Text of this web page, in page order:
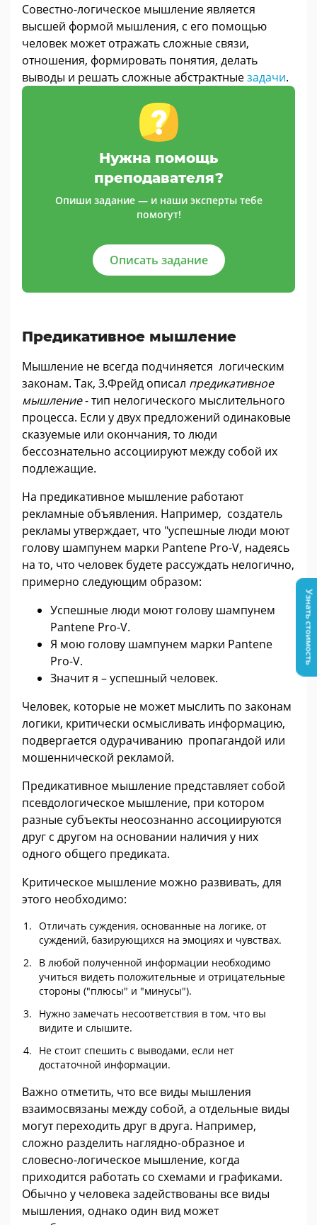
Совестно-логическое мышление является
высшей формой мышления, с его помощью
человек может отражать сложные связи,
отношения, формировать понятия, делать
выводы и решать сложные абстрактныезадачи.
Нужна помощь
преподавателя?
Опиши задание — и наши эксперты тебе
помогут!
Описать задание
Предикативное мышление
Мышление не всегда подчиняется логическим
законам. Так, З.Фрейд описал предикативное
мышление- тип нелогического мыслительного
процесса. Если у двух предложений одинаковые
сказуемые или окончания, то люди
бессознательно ассоциируют между собой их
подлежащие.
На предикативное мышление работают
рекламные объявления. Например, создатель
рекламы утверждает, что "успешные люди моют
голову шампунем марки Pantene Pro-V, надеясь
на то, что человек будете рассуждать нелогично,
примерно следующим образом:
Успешные люди моют голову шампунем
Pantene Pro-V.
Я мою голову шампунем марки Pantene
Pro-V.
Значит я – успешный человек.
Человек, которые не может мыслить по законам
логики, критически осмысливать информацию,
подвергается одурачиванию пропагандой или
мошеннической рекламой.
Предикативное мышление представляет собой
псевдологическое мышление, при котором
разные субъекты неосознанно ассоциируются
друг с другом на основании наличия у них
одного общего предиката.
Критическое мышление можно развивать, для
этого необходимо:
Отличать суждения, основанные на логике, от
суждений, базирующихся на эмоциях и чувствах.
В любой полученной информации необходимо
учиться видеть положительные и отрицательные
стороны ("плюсы" и "минусы").
Нужно замечать несоответствия в том, что вы
видите и слышите.
Не стоит спешить с выводами, если нет
достаточной информации.
Важно отметить, что все виды мышления
взаимосвязаны между собой, а отдельные виды
могут переходить друг в друга. Например,
сложно разделить наглядно-образное и
словесно-логическое мышление, когда
приходится работать со схемами и графиками.
Обычно у человека задействованы все виды
мышления, однако один вид может
Узнать стоимость